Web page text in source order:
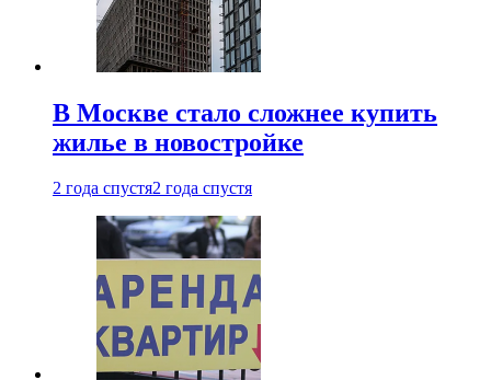
В Москве стало сложнее купить
жилье в новостройке
2 года спустя2 года спустя